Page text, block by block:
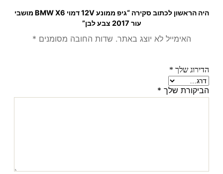
היה הראשון לכתוב סקירה “גיפ ממונע 12V דמוי BMW X6 מושבי
עור 2017 צבע לבן”
האימייל לא יוצג באתר. שדות החובה מסומנים *
הדירוג שלך *
הביקורת שלך *